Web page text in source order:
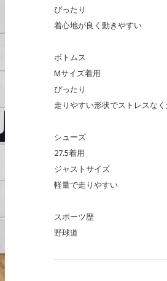
ぴったり
着心地が良く動きやすい
ボトムス
Mサイズ着用
ぴったり
走りやすい形状でストレスな
シューズ
27.5着用
ジャストサイズ
軽量で走りやすい
スポーツ歴
野球道